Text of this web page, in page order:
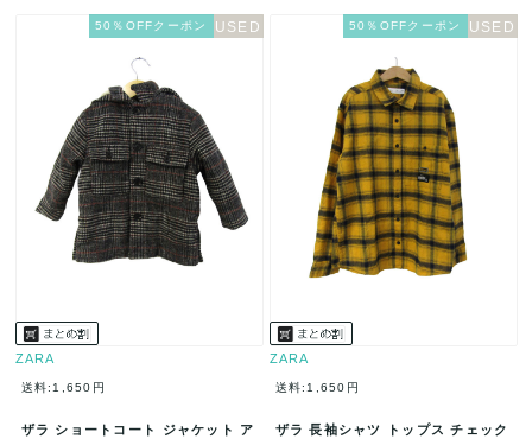
50％OFFクーポン
ZARA
送料:1,650円
ザラ ショートコート ジャケット ア
50％OFFクーポン
ZARA
送料:1,650円
ザラ 長袖シャツ トップス チェック